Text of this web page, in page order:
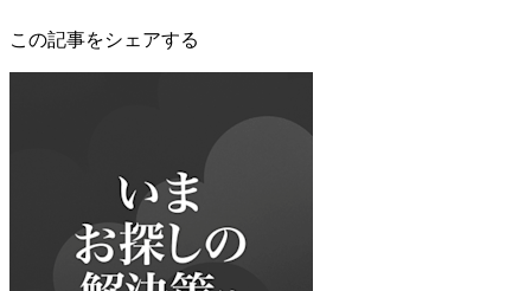
この記事をシェアする